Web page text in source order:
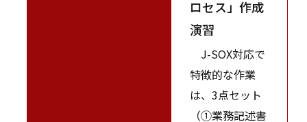
ロセス」作成
演習
J-SOX対応で
特徴的な作業
は、3点セット
（①業務記述書